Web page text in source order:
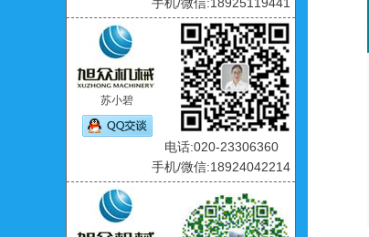
苏小碧
电话:020-23306360
手机/微信:18924042214